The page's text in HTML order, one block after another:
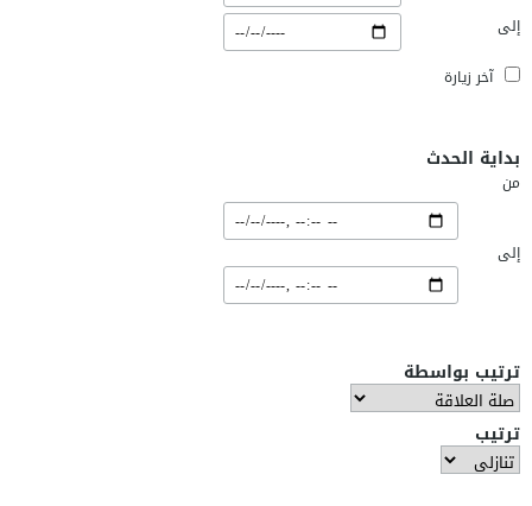
إلى
آخر زيارة
بداية الحدث
من
إلى
ترتيب بواسطة
ترتيب